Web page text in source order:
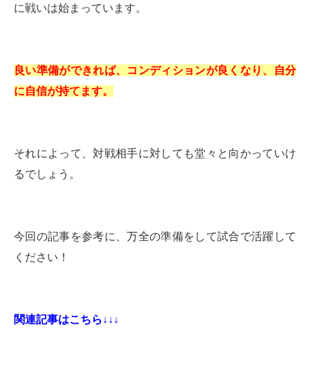
に戦いは始まっています。
良い準備ができれば、コンディションが良くなり、自分
に自信が持てます。
それによって、対戦相手に対しても堂々と向かっていけ
るでしょう。
今回の記事を参考に、万全の準備をして試合で活躍して
ください！
関連記事はこちら↓↓↓